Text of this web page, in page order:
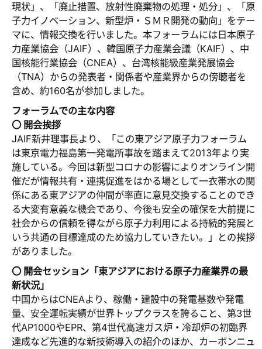
現状」、「廃止措置、放射性廃棄物の処理・処分」、「原
子力イノベーション、新型炉・ＳＭＲ開発の動向」をテー
マに、情報交換を行いました。本フォーラムには日本原子
力産業協会（JAIF）、韓国原子力産業会議（KAIF）、中
国核能行業協会（CNEA）、台湾核能級産業発展協会
（TNA）からの発表者・関係者や産業界からの傍聴者を
含め、約160名が参加しました。
フォーラムでの主な内容
〇 開会挨拶
JAIF新井理事長より、「この東アジア原子力フォーラム
は東京電力福島第一発電所事故を踏まえて2013年より実
施している。今回は新型コロナの影響によりオンライン開
催だが情報共有・連携促進をはかる場として一衣帯水の関
係にある東アジアの仲間が率直に意見交換することのでき
る大変有意義な機会であり、今後も安全の確保を大前提に
社会からの信頼を得ながら原子力利用による持続的発展と
いう共通の目標達成のため協力していきたい。」との挨拶
がありました。
〇 開会セッション「東アジアにおける原子力産業界の最
新状況」
中国からはCNEAより、稼働・建設中の発電基数や発電
量、安全運転実績が世界トップクラスを誇ること、第3世
代AP1000やEPR、第4世代高速ガス炉・冷却炉の初臨界
達成など先進的な新技術導入の紹介のほか、カーボンニュ